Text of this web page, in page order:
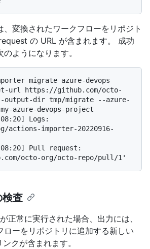
、変換されたワークフローをリポジト
の URL が含まれます。 成功
ようになります。
migrate azure-devops
url https://github.com/octo-
output-dir tmp/migrate --azure-
azure-devops-project
Logs:
actions-importer-20220916-
Pull request:
査
正常に実行された場合、出力には、
ローをリポジトリに追加する新しい
クが含まれます。